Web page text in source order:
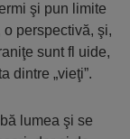
şi pun limite
perspectivă, şi,
sunt fl uide,
dintre „vieţi”.
lumea şi se